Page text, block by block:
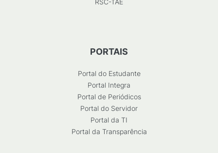
RSC-TAE
PORTAIS
Portal do Estudante
Portal Integra
Portal de Periódicos
Portal do Servidor
Portal da TI
Portal da Transparência